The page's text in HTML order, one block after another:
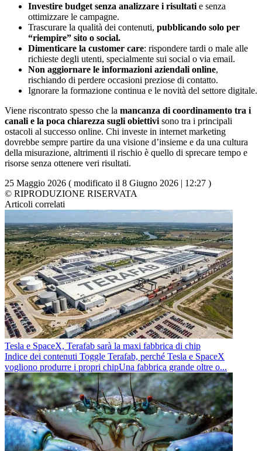
Investire budget senza analizzare i risultati e senza
ottimizzare le campagne.
Trascurare la qualità dei contenuti, pubblicando solo per
“riempire” sito o social.
Dimenticare la customer care: rispondere tardi o male alle
richieste degli utenti, specialmente sui social o via email.
Non aggiornare le informazioni aziendali online,
rischiando di perdere occasioni preziose di contatto.
Ignorare la formazione continua e le novità del settore digitale.
Viene riscontrato spesso che la mancanza di coordinamento tra i
canali e la poca chiarezza sugli obiettivi sono tra i principali
ostacoli al successo online. Chi investe in internet marketing
dovrebbe sempre partire da una visione d’insieme e da una cultura
della misurazione, altrimenti il rischio è quello di sprecare tempo e
risorse senza ottenere veri risultati.
25 Maggio 2026 ( modificato il 8 Giugno 2026 | 12:27 )
© RIPRODUZIONE RISERVATA
Articoli correlati
Tesla e SpaceX, Terafab sarà la maxi fabbrica di chip
Indice dei contenuti Toggle Terafab, perché Tesla e SpaceX
vogliono produrre i propri chipUna fabbrica grande oltre o...